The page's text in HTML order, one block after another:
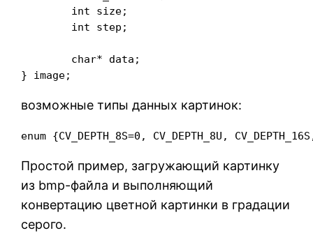
возможные типы данных картинок:
Простой пример, загружающий картинку
из bmp-файла и выполняющий
конвертацию цветной картинки в градации
серого.